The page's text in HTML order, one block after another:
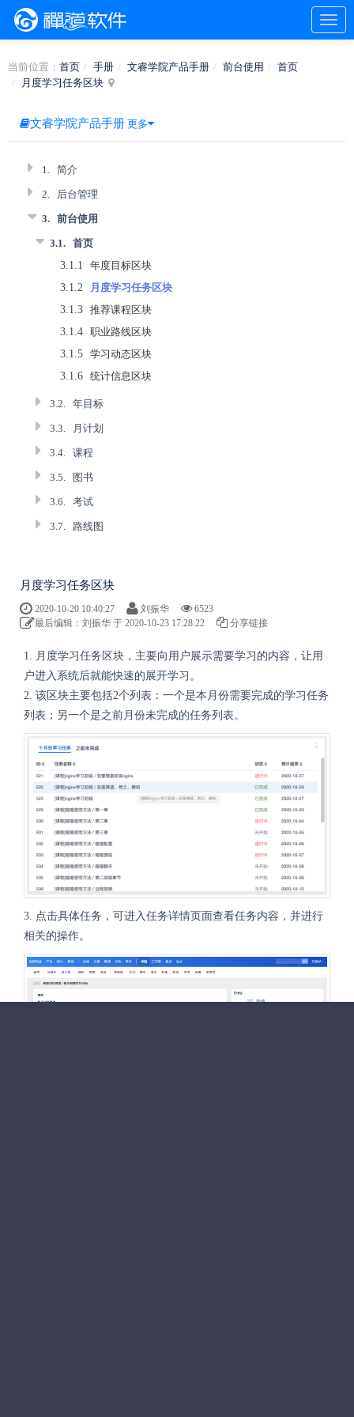
当前位置： 首页 手册 文睿学院产品手册 前台使用
首页
月度学习任务区块
文睿学院产品手册 更多
1. 简介
2. 后台管理
3. 前台使用
3.1. 首页
3.1.1
年度目标区块
3.1.2
月度学习任务区块
3.1.3 推荐课程区块
3.1.4 职业路线区块
3.1.5 学习动态区块
3.1.6 统计信息区块
3.2. 年目标
3.3. 月计划
3.4. 课程
3.5. 图书
3.6. 考试
3.7. 路线图
月度学习任务区块
2020-10-20 10:40:27 刘振华
6523
最后编辑：刘振华 于 2020-10-23 17:28:22
分享链接
1. 月度学习任务区块，主要向用户展示需要学习的内容，让用
户进入系统后就能快速的展开学习。
2. 该区块主要包括2个列表：一个是本月份需要完成的学习任务
列表；另一个是之前月份未完成的任务列表。
3. 点击具体任务，可进入任务详情页面查看任务内容，并进行
相关的操作。